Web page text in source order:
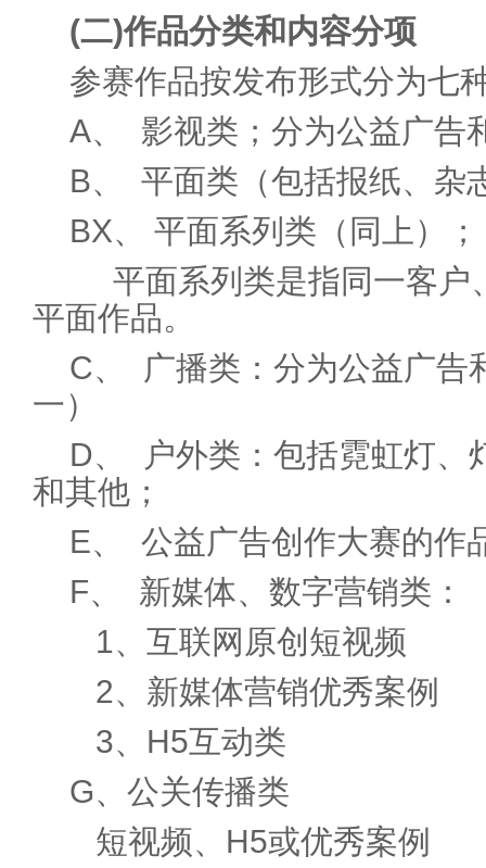
(二)作品分类和内容分项
参赛作品按发布形式分为七
A、 影视类；分为公益广告
B、 平面类（包括报纸、杂
BX、 平面系列类（同上）；
平面系列类是指同一客户
平面作品。
C、 广播类：分为公益广告
一）
D、 户外类：包括霓虹灯、
和其他；
E、 公益广告创作大赛的作
F、 新媒体、数字营销类：
1、互联网原创短视频
2、新媒体营销优秀案例
3、H5互动类
G、公关传播类
短视频、H5或优秀案例